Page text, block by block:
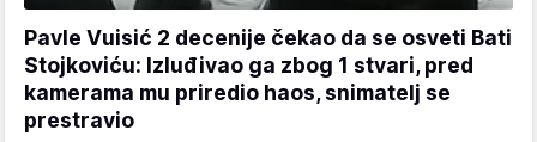
Pavle Vuisić 2 decenije čekao da se osveti Bati
Stojkoviću: Izluđivao ga zbog 1 stvari, pred
kamerama mu priredio haos, snimatelj se
prestravio